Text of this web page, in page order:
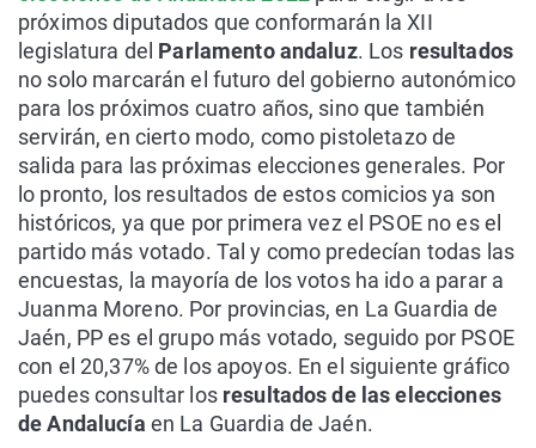
próximos diputados que conformarán la XII
legislatura del Parlamento andaluz. Los resultados
no solo marcarán el futuro del gobierno autonómico
para los próximos cuatro años, sino que también
servirán, en cierto modo, como pistoletazo de
salida para las próximas elecciones generales. Por
lo pronto, los resultados de estos comicios ya son
históricos, ya que por primera vez el PSOE no es el
partido más votado. Tal y como predecían todas las
encuestas, la mayoría de los votos ha ido a parar a
Juanma Moreno. Por provincias, en La Guardia de
Jaén, PP es el grupo más votado, seguido por PSOE
con el 20,37% de los apoyos. En el siguiente gráfico
puedes consultar los resultados de las elecciones
de Andalucía en La Guardia de Jaén.